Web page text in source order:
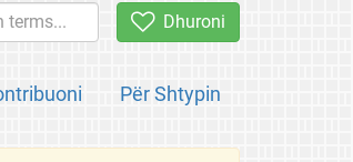
Dhuroni
Për Shtypin